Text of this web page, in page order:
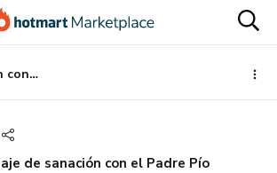
Viaje de sanación con el Padre Pío
de sanación con el Padre Pío